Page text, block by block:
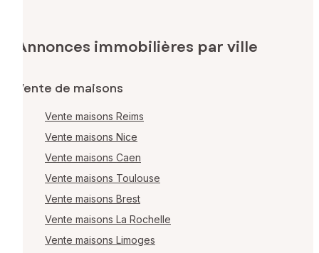
Annonces immobilières par ville
Vente de maisons
Vente maisons Reims
Vente maisons Nice
Vente maisons Caen
Vente maisons Toulouse
Vente maisons Brest
Vente maisons La Rochelle
Vente maisons Limoges